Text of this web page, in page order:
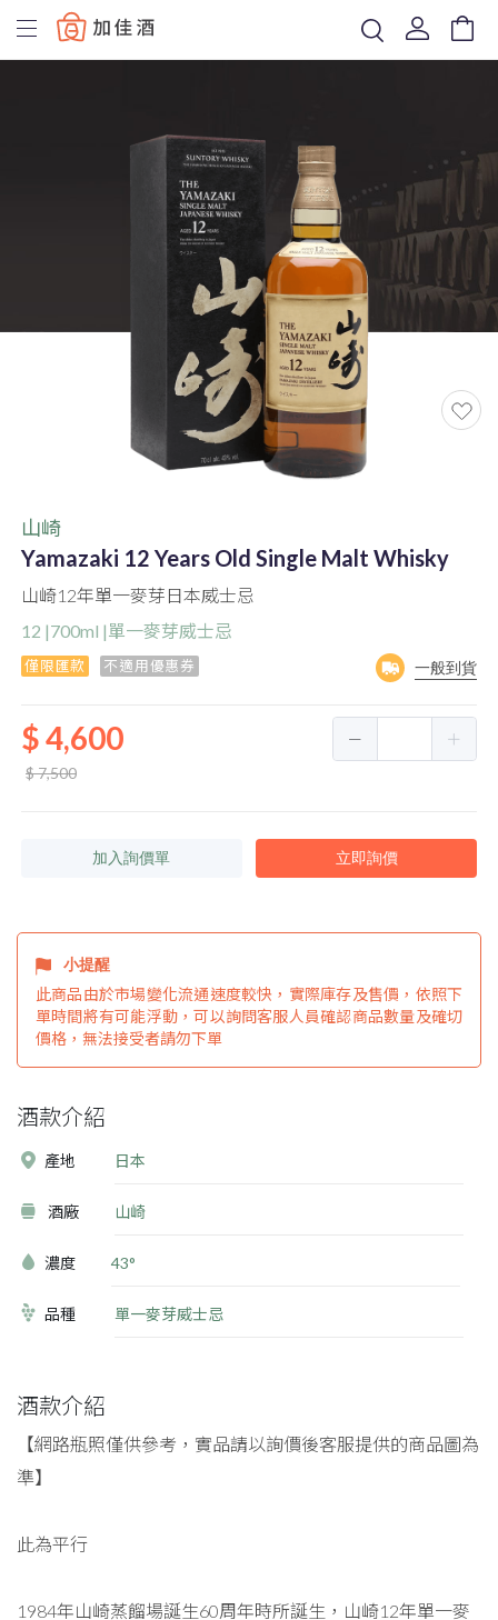
Baccus
山崎
Yamazaki 12 Years Old Single Malt Whisky
山崎12年單一麥芽日本威士忌
12 |700ml |單一麥芽威士忌
僅限匯款 不適用優惠券 一般到貨
$ 4,600
$ 7,500
加入詢價單 立即詢價
小提醒
此商品由於市場變化流通速度較快，實際庫存及售價，依照下
單時間將有可能浮動，可以詢問客服人員確認商品數量及確切
價格，無法接受者請勿下單
酒款介紹
產地 日本
酒廠 山崎
濃度 43°
品種 單一麥芽威士忌
酒款介紹
【網路瓶照僅供參考，實品請以詢價後客服提供的商品圖為
準】
此為平行
1984年山崎蒸餾場誕生60周年時所誕生，山崎12年單一麥